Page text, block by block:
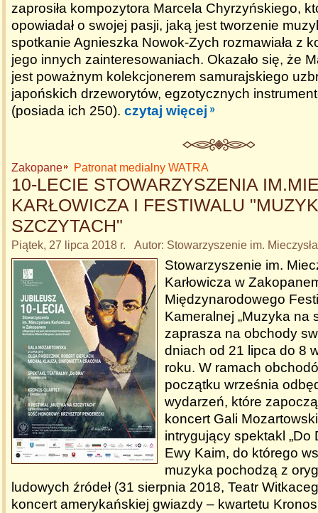
zaprosiła kompozytora Marcela Chyrzyńskiego,
opowiadał o swojej pasji, jaką jest tworzenie
spotkanie Agnieszka Nowok-Zych rozmawiała z
jego innych zainteresowaniach. Okazało się, że
jest poważnym kolekcjonerem samurajskiego
japońskich drzeworytów, egzotycznych
(posiada ich 250). czytaj więcej
Zakopane Patronat medialny WATRA
10-LECIE STOWARZYSZENIA
KARŁOWICZA I FESTIWALU
SZCZYTACH"
Piątek, 27 lipca 2018 r. Autor: Stowarzyszenie im.
Stowarzyszenie im.
Karłowicza w
Międzynarodowego
Kameralnej „Muzyka na
zaprasza na obchody
dniach od 21 lipca do 8
roku. W ramach
początku września
wydarzeń, które
koncert Gali
intrygujący spektakl „Do
Ewy Kaim, do którego
muzyka pochodzą z
ludowych źródeł (31 sierpnia 2018, Teatr
koncert amerykańskiej gwiazdy – kwartetu